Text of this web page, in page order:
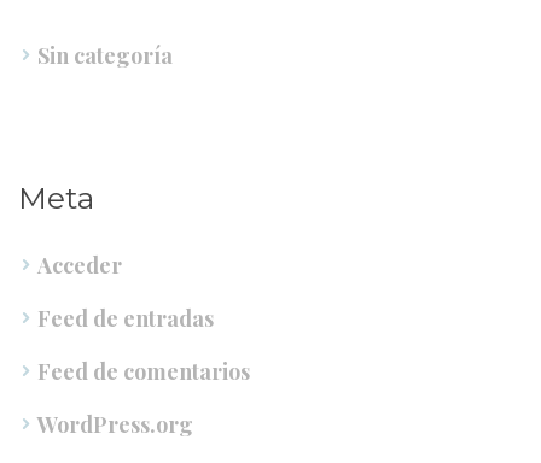
Sin categoría
Meta
Acceder
Feed de entrada
Feed de comentario
WordPress.org